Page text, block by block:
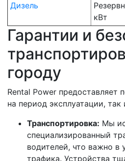
Дизель
кВт
Гарантии и
городу
Rental Power предоставляет
на период эксплуатации,
Транспортировка: Мы
специализированный
водителей, что важно в
трафика. Устройства